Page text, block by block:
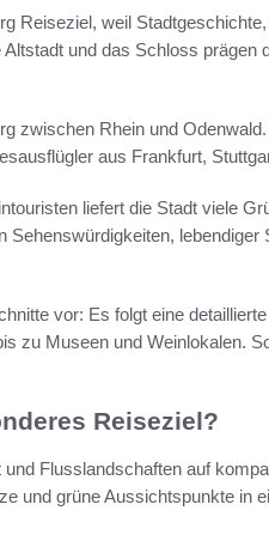
Reiseziel, weil
und das Schloss prägen
zwischen Rhein und
aus Frankfurt,
liefert die Stadt viele
lebendiger
vor: Es folgt eine
zu Museen und Weinlokalen.
Reiseziel?
Flusslandschaften auf
und grüne Aussichtspunkte in